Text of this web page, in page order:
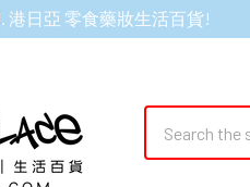
港日亞 零食藥妝生活百貨!